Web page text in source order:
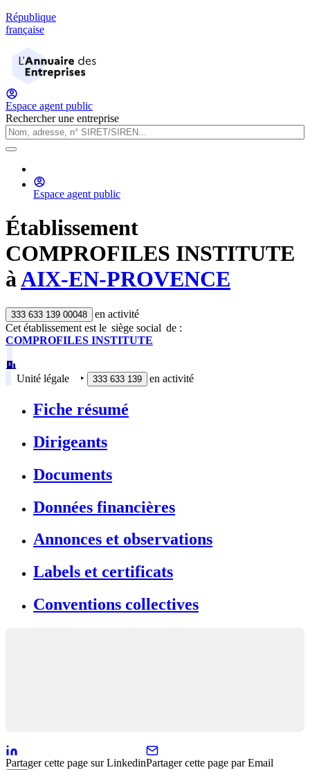
République
française
Espace agent public
Rechercher une entreprise
Espace agent public
Établissement
COMPROFILES INSTITUTE
àAIX-EN-PROVENCE
333 633 139 00048
en activité
Cet établissement est le siège social de :
COMPROFILES INSTITUTE
Unité légale ‣ 333 633 139 en activité
Fiche résumé
Dirigeants
Documents
Données financières
Annonces et observations
Labels et certificats
Conventions collectives
Partager cette page sur LinkedinPartager cette page par Email